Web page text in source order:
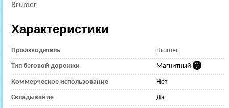
Brumer
Характеристики
Производитель Brumer
Тип беговой дорожки Магнитный
Коммерческое использование Нет
Складывание Да